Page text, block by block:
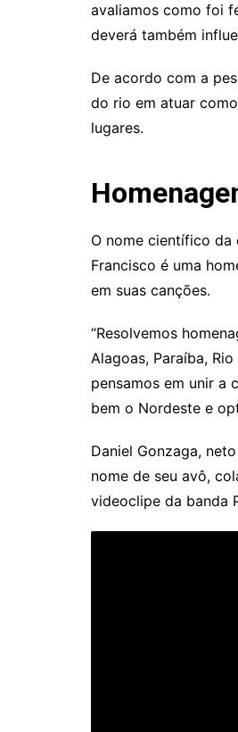
avaliamos como foi
deverá também
De acordo com a
do rio em atuar
lugares.
O nome científico da
Francisco é uma
em suas canções.
“Resolvemos
Alagoas, Paraíba,
pensamos em unir a
bem o Nordeste e
Daniel Gonzaga,
nome de seu avô,
videoclipe da banda